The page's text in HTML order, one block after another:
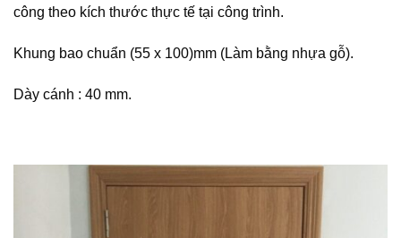
công theo kích thước thực tế tại công trình.
Khung bao chuẩn (55 x 100)mm (Làm bằng nhựa gỗ).
Dày cánh : 40 mm.